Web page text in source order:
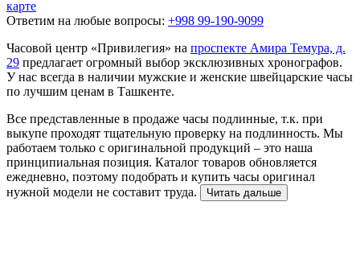
карте
Ответим на любые вопросы: +998 99-190-9099
Часовой центр «Привилегия» на проспекте Амира Темура, д.
29 предлагает огромный выбор эксклюзивных хронографов.
У нас всегда в наличии мужские и женские швейцарские часы
по лучшим ценам в Ташкенте.
Все представленные в продаже часы подлинные, т.к. при
выкупе проходят тщательную проверку на подлинность. Мы
работаем только с оригинальной продукций – это наша
принципиальная позиция. Каталог товаров обновляется
ежедневно, поэтому подобрать и купить часы оригинал
нужной модели не составит труда.
Читать дальше